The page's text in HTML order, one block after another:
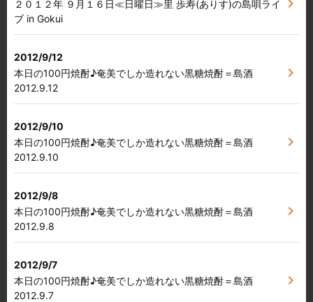
２０１２年 ９月１６日≪日曜日≫里 歩寿(ありす)の島唄ライ
ブ in Gokui
2012/9/12
本日の100円焼酎♪奄美でしか造れない黒糖焼酎＝島酒
2012.9.12
chevron_right
2012/9/10
本日の100円焼酎♪奄美でしか造れない黒糖焼酎＝島酒
2012.9.10
chevron_right
2012/9/8
本日の100円焼酎♪奄美でしか造れない黒糖焼酎＝島酒
2012.9.8
chevron_right
2012/9/7
本日の100円焼酎♪奄美でしか造れない黒糖焼酎＝島酒
2012.9.7
chevron_right